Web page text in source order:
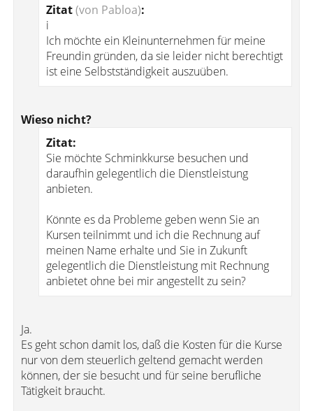
Zitat(von Pabloa):
i
Ich möchte ein Kleinunternehmen für meine
Freundin gründen, da sie leider nicht berechtigt
ist eine Selbstständigkeit auszuüben.
Wieso nicht?
Zitat:
Sie möchte Schminkkurse besuchen und
daraufhin gelegentlich die Dienstleistung
anbieten.
Könnte es da Probleme geben wenn Sie an
Kursen teilnimmt und ich die Rechnung auf
meinen Name erhalte und Sie in Zukunft
gelegentlich die Dienstleistung mit Rechnung
anbietet ohne bei mir angestellt zu sein?
Ja.
Es geht schon damit los, daß die Kosten für die Kurse
nur von dem steuerlich geltend gemacht werden
können, der sie besucht und für seine berufliche
Tätigkeit braucht.